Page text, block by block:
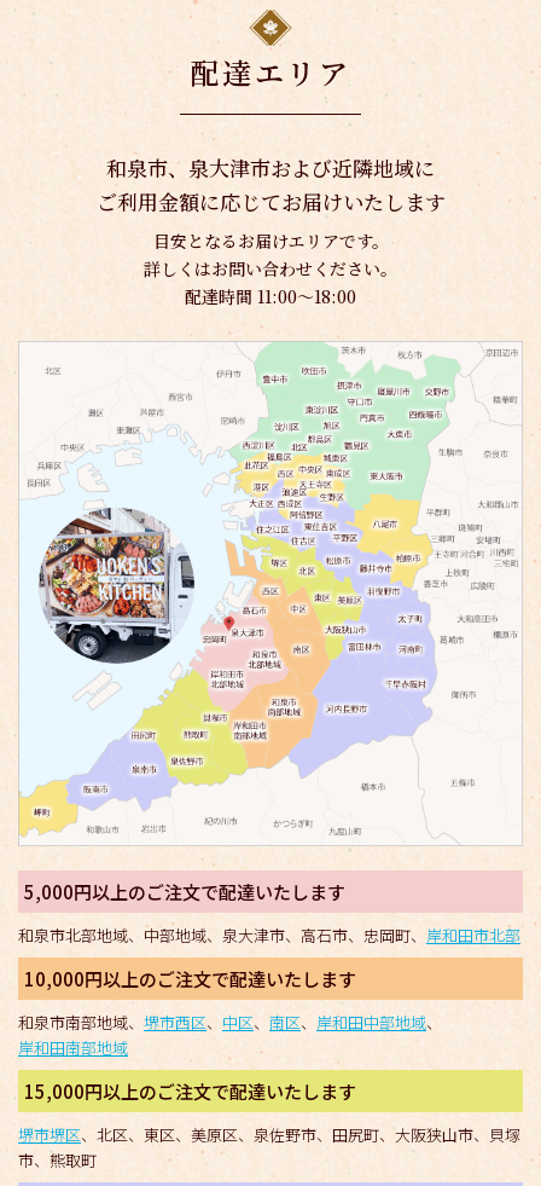
配達エリア
和泉市、泉大津市および近隣地域に
ご利用金額に応じてお届けいたします
目安となるお届けエリアです。
詳しくはお問い合わせください。
配達時間 11:00〜18:00
5,000円以上のご注文で配達いたします
和泉市北部地域、中部地域、泉大津市、高石市、忠岡町、 岸和田市北部
10,000円以上のご注文で配達いたします
和泉市南部地域、 堺市西区、 中区、 南区、 岸和田中部地域、
岸和田南部地域
15,000円以上のご注文で配達いたします
堺市堺区、北区、東区、美原区、泉佐野市、田尻町、大阪狭山市、貝塚
市、熊取町